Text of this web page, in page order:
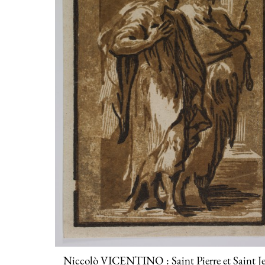
Niccolò VICENTINO : Saint Pierre et Saint